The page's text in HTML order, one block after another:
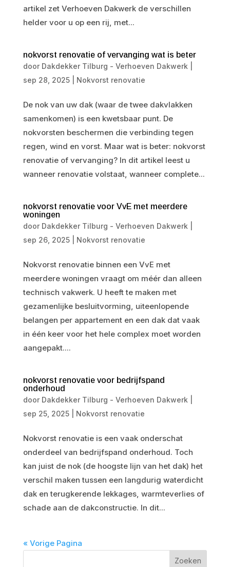
artikel zet Verhoeven Dakwerk de verschillen
helder voor u op een rij, met...
nokvorst renovatie of vervanging wat is beter
door Dakdekker Tilburg - Verhoeven Dakwerk
sep 28, 2025| Nokvorst renovatie
De nok van uw dak (waar de twee dakvlakken
samenkomen) is een kwetsbaar punt. De
nokvorsten beschermen die verbinding tegen
regen, wind en vorst. Maar wat is beter: nokvorst
renovatie of vervanging? In dit artikel leest u
wanneer renovatie volstaat, wanneer complete...
nokvorst renovatie voor VvE met meerdere
woningen
door Dakdekker Tilburg - Verhoeven Dakwerk
sep 26, 2025| Nokvorst renovatie
Nokvorst renovatie binnen een VvE met
meerdere woningen vraagt om méér dan alleen
technisch vakwerk. U heeft te maken met
gezamenlijke besluitvorming, uiteenlopende
belangen per appartement en een dak dat vaak
in één keer voor het hele complex moet worden
aangepakt....
nokvorst renovatie voor bedrijfspand
onderhoud
door Dakdekker Tilburg - Verhoeven Dakwerk
sep 25, 2025| Nokvorst renovatie
Nokvorst renovatie is een vaak onderschat
onderdeel van bedrijfspand onderhoud. Toch
kan juist de nok (de hoogste lijn van het dak) het
verschil maken tussen een langdurig waterdicht
dak en terugkerende lekkages, warmteverlies of
schade aan de dakconstructie. In dit...
« Vorige Pagina
Zoeken